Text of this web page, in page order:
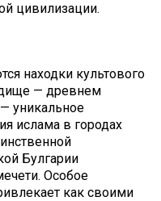
цивилизации.
находки культового
— древнем
уникальное
ислама в городах
Булгарии
Особое
как своими